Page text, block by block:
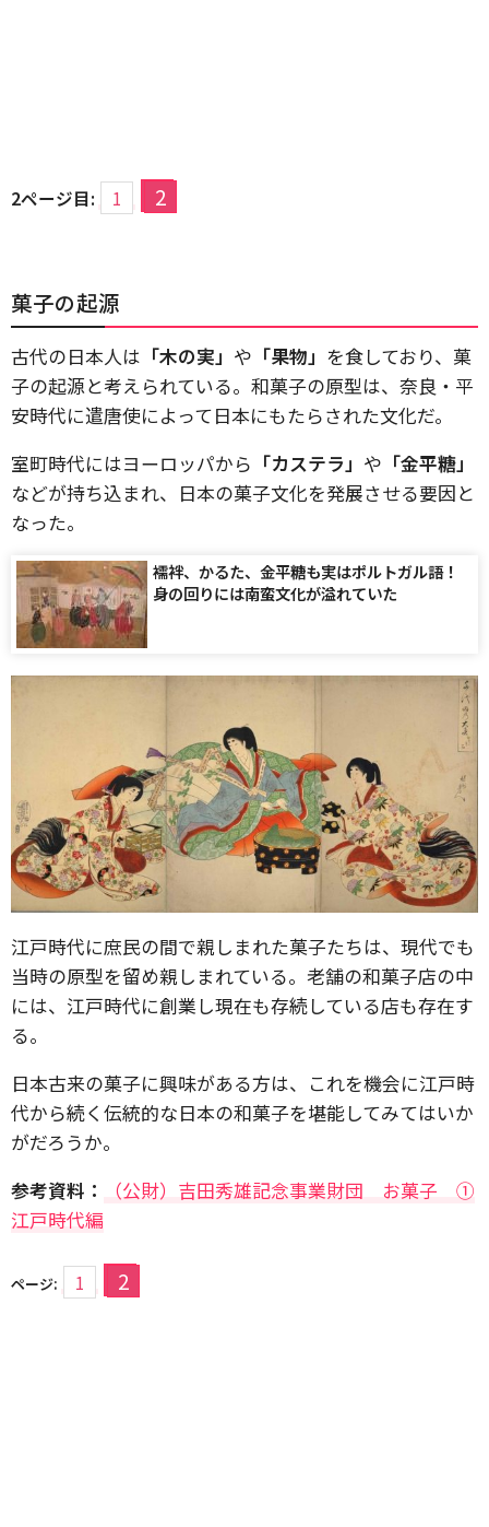
2ページ目: 1 2
菓子の起源
古代の日本人は 「木の実」 や 「果物」 を食しており、菓
子の起源と考えられている。和菓子の原型は、奈良・平
安時代に遣唐使によって日本にもたらされた文化だ。
室町時代にはヨーロッパから 「カステラ」 や 「金平糖」
などが持ち込まれ、日本の菓子文化を発展させる要因と
なった。
襦袢、かるた、金平糖も実はポルトガル語！
身の回りには南蛮文化が溢れていた
江戸時代に庶民の間で親しまれた菓子たちは、現代でも
当時の原型を留め親しまれている。老舗の和菓子店の中
には、江戸時代に創業し現在も存続している店も存在す
る。
日本古来の菓子に興味がある方は、これを機会に江戸時
代から続く伝統的な日本の和菓子を堪能してみてはいか
がだろうか。
参考資料：
（公財）吉田秀雄記念事業財団 お菓子 ①
江戸時代編
ページ: 1 2